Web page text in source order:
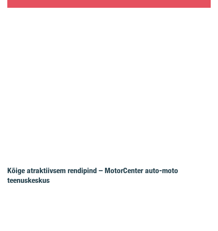
Kõige atraktiivsem rendipind – MotorCenter auto-moto
teenuskeskus